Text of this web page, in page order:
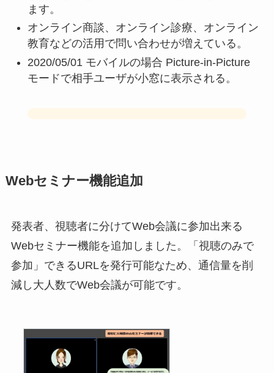
ます。
オンライン商談、オンライン診療、オンライン
教育などの活用で問い合わせが増えている。
2020/05/01 モバイルの場合 Picture-in-Picture
モードで相手ユーザが小窓に表示される。
Webセミナー機能追加
発表者、視聴者に分けてWeb会議に参加出来る
Webセミナー機能を追加しました。「視聴のみで
参加」できるURLを発行可能なため、通信量を削
減し大人数でWeb会議が可能です。